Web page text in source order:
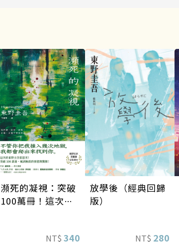
瀕死的凝視：突破
100萬冊！這次的
NT$ 340
放學後（經典回歸
版）
NT$ 280